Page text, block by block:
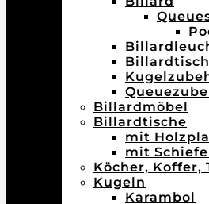
Billardmöbel
Billardtische
mit
mit
Köcher, Koffer,
Kugeln
Karambol